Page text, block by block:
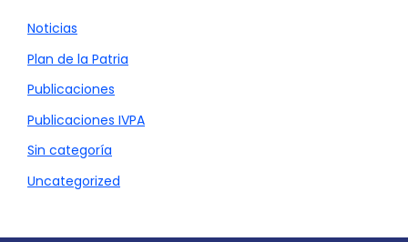
Noticias
Plan de la Patria
Publicaciones
Publicaciones IVPA
Sin categoría
Uncategorized